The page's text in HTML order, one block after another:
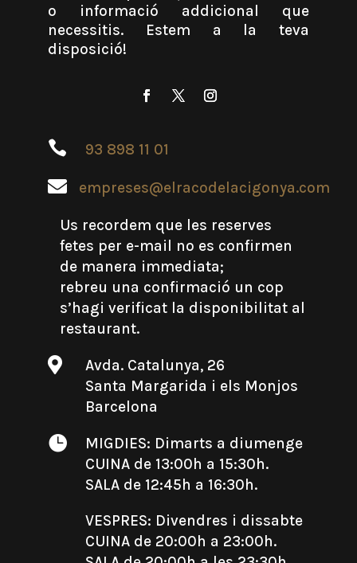
o informació addicional que
necessitis. Estem a la teva
disposició!
 93 898 11 01
 empreses@elracodelacigonya.com
Us recordem que les reserves
fetes per e-mail no es confirmen
de manera immediata;
rebreu una confirmació un cop
s’hagi verificat la disponibilitat al
restaurant.

Avda. Catalunya, 26
Santa Margarida i els Monjos
Barcelona

MIGDIES: Dimarts a diumenge
CUINA de 13:00h a 15:30h.
SALA de 12:45h a 16:30h.
VESPRES: Divendres i dissabte
CUINA de 20:00h a 23:00h.